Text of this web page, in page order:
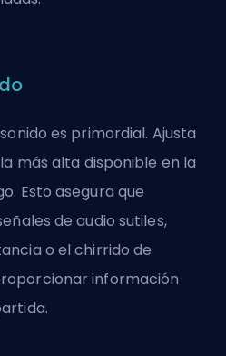
es primordial. Ajusta
más alta disponible en la
Esto asegura que
de audio sutiles,
o el chirrido de
información